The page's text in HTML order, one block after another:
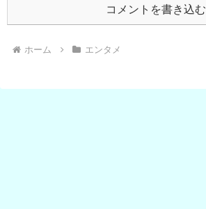
コメントを書き込む
ホーム エンタメ